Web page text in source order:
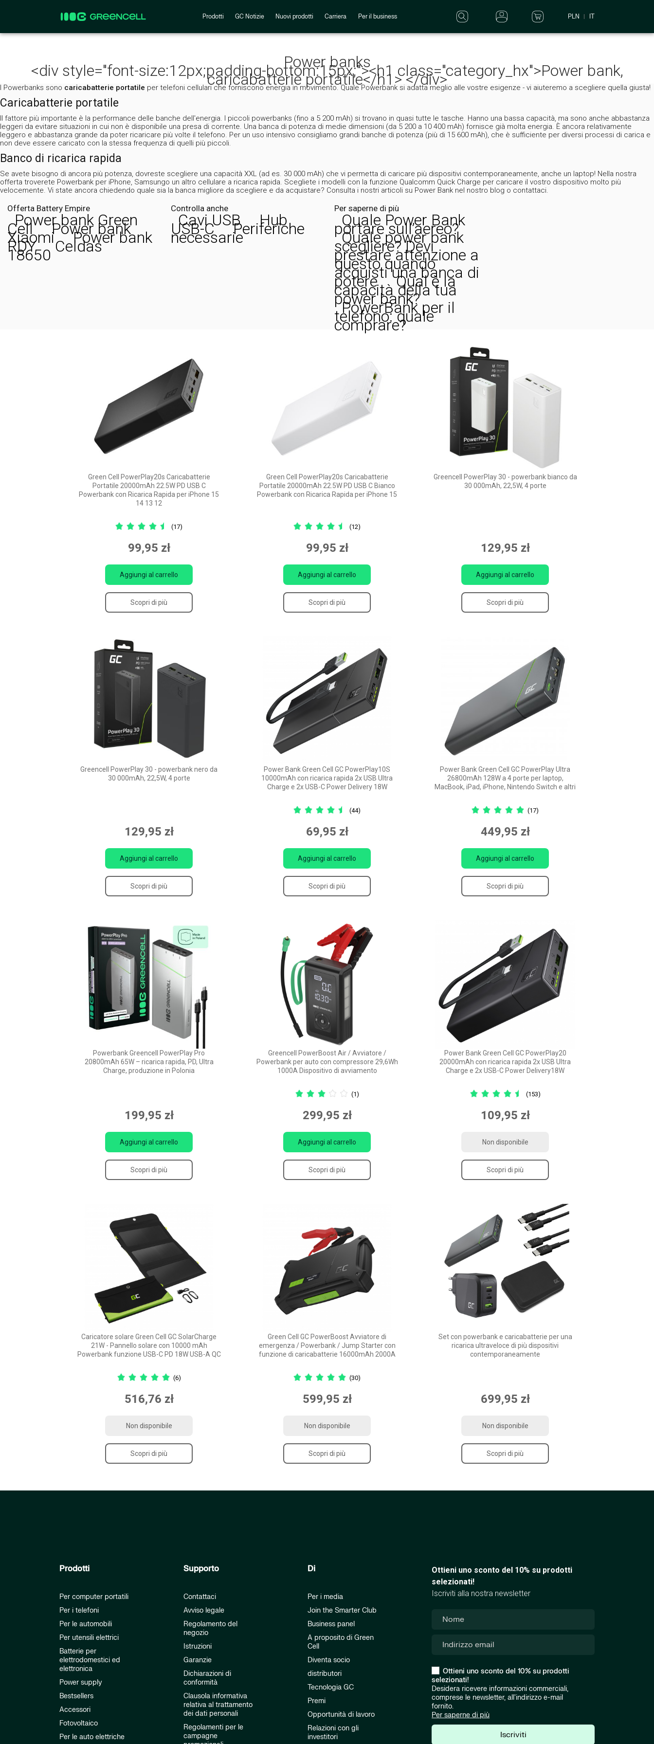
Prodotti GC Notizie Nuovi prodotti Carriera Per il business PLN IT
Power banks
<div style="font-size:12px;padding-bottom:15px;"><h1 class="category_hx">Power bank,
caricabatterie portatile</h1> </div>
I Powerbanks sono caricabatterie portatile per telefoni cellulari che forniscono energia in movimento. Quale Powerbank si adatta meglio alle vostre esigenze - vi aiuteremo a scegliere quella giusta!
Caricabatterie portatile
Il fattore più importante è la performance delle banche dell'energia. I piccoli powerbanks (fino a 5 200 mAh) si trovano in quasi tutte le tasche. Hanno una bassa capacità, ma sono anche abbastanza
leggeri da evitare situazioni in cui non è disponibile una presa di corrente. Una banca di potenza di medie dimensioni (da 5 200 a 10 400 mAh) fornisce già molta energia. È ancora relativamente
leggero e abbastanza grande da poter ricaricare più volte il telefono. Per un uso intensivo consigliamo grandi banche di potenza (più di 15 600 mAh), che è sufficiente per diversi processi di carica e
non deve essere caricato con la stessa frequenza di quelli più piccoli.
Banco di ricarica rapida
Se avete bisogno di ancora più potenza, dovreste scegliere una capacità XXL (ad es. 30 000 mAh) che vi permetta di caricare più dispositivi contemporaneamente, anche un laptop! Nella nostra
offerta troverete Powerbank per iPhone, Samsungo un altro cellulare a ricarica rapida. Scegliete i modelli con la funzione Qualcomm Quick Charge per caricare il vostro dispositivo molto più
velocemente. Vi state ancora chiedendo quale sia la banca migliore da scegliere e da acquistare? Consulta i nostri articoli su Power Bank nel nostro blog o contattaci.
Offerta Battery Empire
Power bank Green
Cell Power bank
Xiaomi Power bank
RDY Celdas
18650
Controlla anche
Cavi USB Hub
USB-C Periferiche
necessarie
Per saperne di più
Quale Power Bank
portare sull’aereo?
Quale power bank
scegliere? Devi
prestare attenzione a
questo quando
acquisti una banca di
potere Qual è la
capacità della tua
power bank?
PowerBank per il
telefono: quale
comprare?
Green Cell PowerPlay20s Caricabatterie
Portatile 20000mAh 22.5W PD USB C
Powerbank con Ricarica Rapida per iPhone 15
14 13 12
(17)
99,95 zł
Aggiungi al carrello
Scopri di più
Green Cell PowerPlay20s Caricabatterie
Portatile 20000mAh 22.5W PD USB C Bianco
Powerbank con Ricarica Rapida per iPhone 15
(12)
99,95 zł
Aggiungi al carrello
Scopri di più
Greencell PowerPlay 30 - powerbank bianco da
30 000mAh, 22,5W, 4 porte
129,95 zł
Aggiungi al carrello
Scopri di più
Greencell PowerPlay 30 - powerbank nero da
30 000mAh, 22,5W, 4 porte
129,95 zł
Aggiungi al carrello
Scopri di più
Power Bank Green Cell GC PowerPlay10S
10000mAh con ricarica rapida 2x USB Ultra
Charge e 2x USB-C Power Delivery 18W
(44)
69,95 zł
Aggiungi al carrello
Scopri di più
Power Bank Green Cell GC PowerPlay Ultra
26800mAh 128W a 4 porte per laptop,
MacBook, iPad, iPhone, Nintendo Switch e altri
(17)
449,95 zł
Aggiungi al carrello
Scopri di più
Powerbank Greencell PowerPlay Pro
20800mAh 65W – ricarica rapida, PD, Ultra
Charge, produzione in Polonia
199,95 zł
Aggiungi al carrello
Scopri di più
Greencell PowerBoost Air / Avviatore /
Powerbank per auto con compressore 29,6Wh
1000A Dispositivo di avviamento
(1)
299,95 zł
Aggiungi al carrello
Scopri di più
Power Bank Green Cell GC PowerPlay20
20000mAh con ricarica rapida 2x USB Ultra
Charge e 2x USB-C Power Delivery18W
(153)
109,95 zł
Non disponibile
Scopri di più
Caricatore solare Green Cell GC SolarCharge
21W - Pannello solare con 10000 mAh
Powerbank funzione USB-C PD 18W USB-A QC
(6)
516,76 zł
Non disponibile
Scopri di più
Green Cell GC PowerBoost Avviatore di
emergenza / Powerbank / Jump Starter con
funzione di caricabatterie 16000mAh 2000A
(30)
599,95 zł
Non disponibile
Scopri di più
Set con powerbank e caricabatterie per una
ricarica ultraveloce di più dispositivi
contemporaneamente
699,95 zł
Non disponibile
Scopri di più
Prodotti
Per computer portatili
Per i telefoni
Per le automobili
Per utensili elettrici
Batterie per
elettrodomestici ed
elettronica
Power supply
Bestsellers
Accessori
Fotovoltaico
Per le auto elettriche
Supporto
Contattaci
Avviso legale
Regolamento del
negozio
Istruzioni
Garanzie
Dichiarazioni di
conformità
Clausola informativa
relativa al trattamento
dei dati personali
Regolamenti per le
campagne
Di
Per i media
Join the Smarter Club
Business panel
A proposito di Green
Cell
Diventa socio
distributori
Tecnologia GC
Premi
Opportunità di lavoro
Relazioni con gli
investitori
Ottieni uno sconto del 10% su prodotti
selezionati!
Iscriviti alla nostra newsletter
Ottieni uno sconto del 10% su prodotti
selezionati!
Desidera ricevere informazioni commerciali,
comprese le newsletter, all'indirizzo e-mail
fornito.
Per saperne di più
Iscriviti